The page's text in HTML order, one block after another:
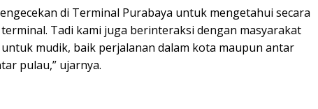
di Terminal Purabaya untuk mengetahui secara
Tadi kami juga berinteraksi dengan masyarakat
mudik, baik perjalanan dalam kota maupun antar
pulau,” ujarnya.